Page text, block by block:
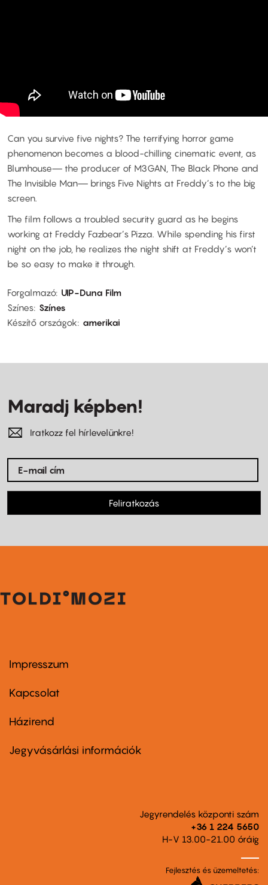
Can you survive five nights? The terrifying horror game
phenomenon becomes a blood-chilling cinematic event, as
Blumhouse— the producer of M3GAN, The Black Phone and
The Invisible Man— brings Five Nights at Freddy’s to the big
screen.
The film follows a troubled security guard as he begins
working at Freddy Fazbear’s Pizza. While spending his first
night on the job, he realizes the night shift at Freddy’s won’t
be so easy to make it through.
Forgalmazó UIP-Duna Film
Színes Színes
Készítő országok
amerikai
Maradj képben!
Iratkozz fel hírlevelünkre!
Feliratkozás
Footer
first
Impresszum
Kapcsolat
Footer
second
Házirend
Jegyvásárlási információk
Jegyrendelés központi szám
+36 1 224 5650
H-V 13.00-21.00 óráig
Fejlesztés és üzemeltetés: